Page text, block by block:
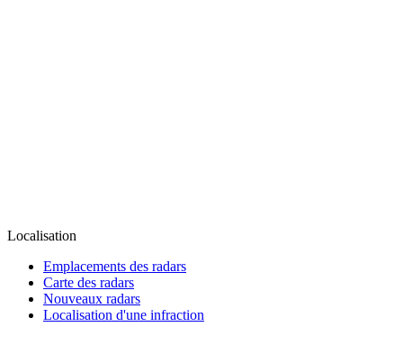
Localisation
Emplacements des radars
Carte des radars
Nouveaux radars
Localisation d'une infraction